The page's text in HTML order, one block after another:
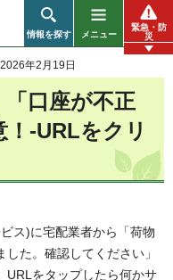
情報を探す メニュー
緊急・防
災
年2月19日
「口座が不正
-URLをクリ
ス)に宅配業者から「荷物
た。確認してください」
URLをタップしたら何かサ